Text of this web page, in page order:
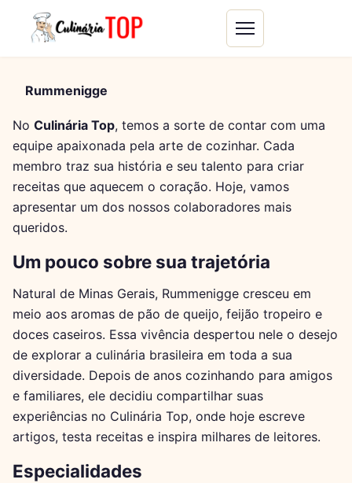
Rummenigge
No Culinária Top, temos a sorte de contar com uma
equipe apaixonada pela arte de cozinhar. Cada
membro traz sua história e seu talento para criar
receitas que aquecem o coração. Hoje, vamos
apresentar um dos nossos colaboradores mais
queridos.
Um pouco sobre sua trajetória
Natural de Minas Gerais, Rummenigge cresceu em
meio aos aromas de pão de queijo, feijão tropeiro e
doces caseiros. Essa vivência despertou nele o desejo
de explorar a culinária brasileira em toda a sua
diversidade. Depois de anos cozinhando para amigos
e familiares, ele decidiu compartilhar suas
experiências no Culinária Top, onde hoje escreve
artigos, testa receitas e inspira milhares de leitores.
Especialidades